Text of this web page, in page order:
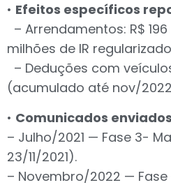
• Efeitos específicos
– Arrendamentos: R$
milhões de IR
– Deduções com
(acumulado até nov/
• Comunicados
– Julho/2021 — Fase 3-
23/11/2021).
– Novembro/2022 — Fase